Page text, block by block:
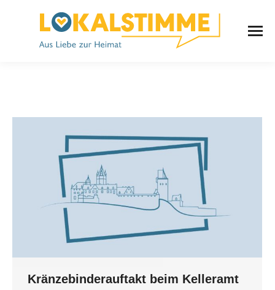
Kränzebinderauftakt beim Kelleramt